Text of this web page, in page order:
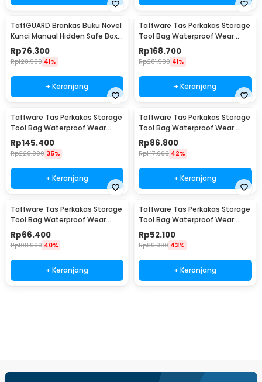
TaffGUARD Brankas Buku Novel
Kunci Manual Hidden Safe Box
Size L Love - KB-20L
Rp76.300
Rp128.900 41%
+ Keranjang
Taffware Tas Perkakas Storage
Tool Bag Waterproof Wear
Resistant 23 Inch - A02584
Rp168.700
Rp281.900 41%
+ Keranjang
Taffware Tas Perkakas Storage
Tool Bag Waterproof Wear
Resistant 21 Inch - A02584
Rp145.400
Rp220.900 35%
+ Keranjang
Taffware Tas Perkakas Storage
Tool Bag Waterproof Wear
Resistant 18 Inch - A03403
Rp86.800
Rp147.900 42%
+ Keranjang
Taffware Tas Perkakas Storage
Tool Bag Waterproof Wear
Resistant 16 Inch - A03403
Rp66.400
Rp108.900 40%
+ Keranjang
Taffware Tas Perkakas Storage
Tool Bag Waterproof Wear
Resistant 13 Inch - A03403
Rp52.100
Rp89.900 43%
+ Keranjang